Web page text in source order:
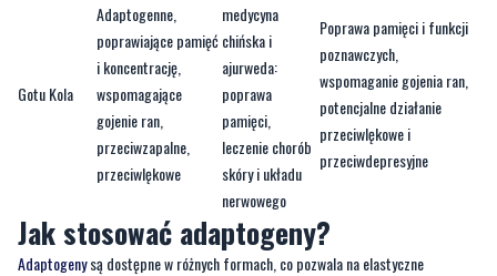
Gotu Kola
Adaptogenne,
poprawiające pamięć
i koncentrację,
wspomagające
gojenie ran,
przeciwzapalne,
przeciwlękowe
medycyna
chińska i
ajurweda:
poprawa
pamięci,
leczenie chorób
skóry i układu
nerwowego
Poprawa pamięci i funkcji
poznawczych,
wspomaganie gojenia ran,
potencjalne działanie
przeciwlękowe i
przeciwdepresyjne
Jak stosować adaptogeny?
Adaptogenysą dostępne w różnych formach, co pozwala na elastyczne